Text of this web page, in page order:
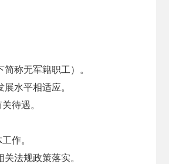
称无军籍职工）。
水平相适应。
待遇。
作。
法规政策落实。